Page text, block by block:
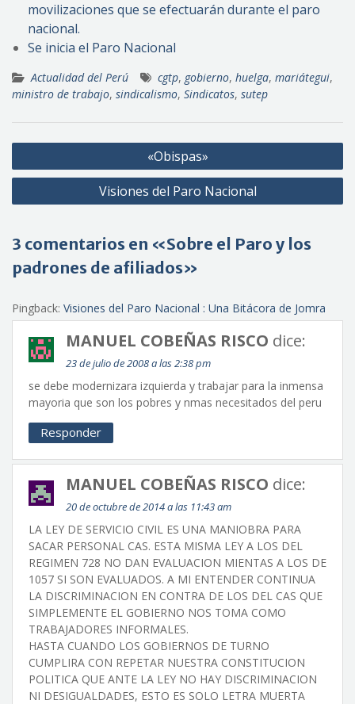
movilizaciones que se efectuarán durante el paro
nacional.
Se inicia el Paro Nacional
Actualidad del Perú cgtp, gobierno, huelga, mariátegui,
ministro de trabajo, sindicalismo, Sindicatos, sutep
Navegación
de
«Obispas»
Visiones del Paro Nacional
3 comentarios en «Sobre el Paro y los
padrones de afiliados»
Pingback: Visiones del Paro Nacional : Una Bitácora de Jomra
MANUEL COBEÑAS RISCO dice:
23 de julio de 2008 a las 2:38 pm
se debe modernizara izquierda y trabajar para la inmensa
mayoria que son los pobres y nmas necesitados del peru
Responder
MANUEL COBEÑAS RISCO dice:
20 de octubre de 2014 a las 11:43 am
LA LEY DE SERVICIO CIVIL ES UNA MANIOBRA PARA
SACAR PERSONAL CAS. ESTA MISMA LEY A LOS DEL
REGIMEN 728 NO DAN EVALUACION MIENTAS A LOS DE
1057 SI SON EVALUADOS. A MI ENTENDER CONTINUA
LA DISCRIMINACION EN CONTRA DE LOS DEL CAS QUE
SIMPLEMENTE EL GOBIERNO NOS TOMA COMO
TRABAJADORES INFORMALES.
HASTA CUANDO LOS GOBIERNOS DE TURNO
CUMPLIRA CON REPETAR NUESTRA CONSTITUCION
POLITICA QUE ANTE LA LEY NO HAY DISCRIMINACION
NI DESIGUALDADES, ESTO ES SOLO LETRA MUERTA